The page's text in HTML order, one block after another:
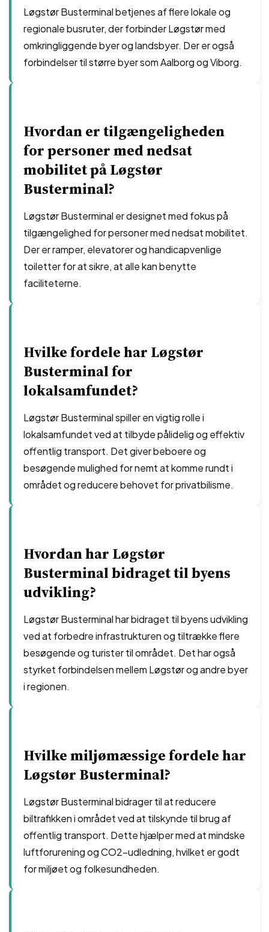
Løgstør Busterminal betjenes af flere lokale og
regionale busruter, der forbinder Løgstør med
omkringliggende byer og landsbyer. Der er også
forbindelser til større byer som Aalborg og Viborg.
Hvordan er tilgængeligheden
for personer med nedsat
mobilitet på Løgstør
Busterminal?
Løgstør Busterminal er designet med fokus på
tilgængelighed for personer med nedsat mobilitet.
Der er ramper, elevatorer og handicapvenlige
toiletter for at sikre, at alle kan benytte
faciliteterne.
Hvilke fordele har Løgstør
Busterminal for
lokalsamfundet?
Løgstør Busterminal spiller en vigtig rolle i
lokalsamfundet ved at tilbyde pålidelig og effektiv
offentlig transport. Det giver beboere og
besøgende mulighed for nemt at komme rundt i
området og reducere behovet for privatbilisme.
Hvordan har Løgstør
Busterminal bidraget til byens
udvikling?
Løgstør Busterminal har bidraget til byens udvikling
ved at forbedre infrastrukturen og tiltrække flere
besøgende og turister til området. Det har også
styrket forbindelsen mellem Løgstør og andre byer
i regionen.
Hvilke miljømæssige fordele har
Løgstør Busterminal?
Løgstør Busterminal bidrager til at reducere
biltrafikken i området ved at tilskynde til brug af
offentlig transport. Dette hjælper med at mindske
luftforurening og CO2-udledning, hvilket er godt
for miljøet og folkesundheden.